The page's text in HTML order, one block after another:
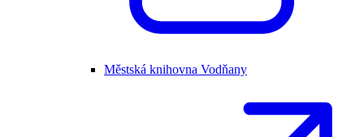
Městská knihovna Vodňany